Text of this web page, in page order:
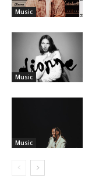
Music
Music
Music